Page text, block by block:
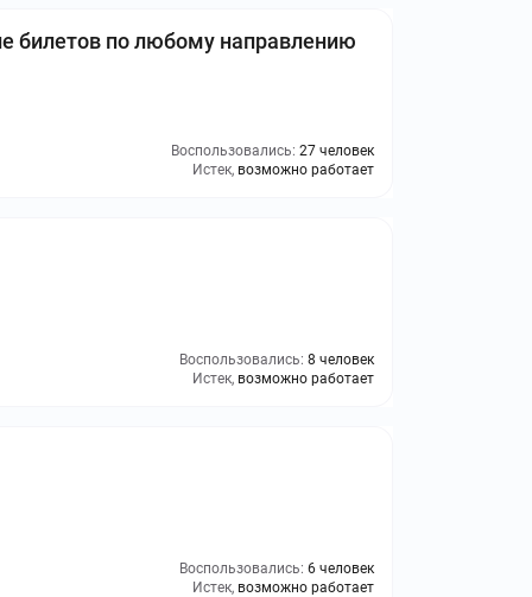
билетов по любому направлению
Воспользовались: 27 человек
Истек, возможно работает
Воспользовались: 8 человек
Истек, возможно работает
Воспользовались: 6 человек
Истек, возможно работает